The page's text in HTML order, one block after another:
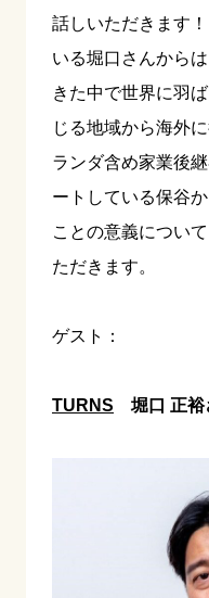
話しいただきます
いる堀口さんから
きた中で世界に羽
じる地域から海外
ランダ含め家業後
ートしている保谷
ことの意義につい
ただきます。
ゲスト：
TURNS 堀口 正裕